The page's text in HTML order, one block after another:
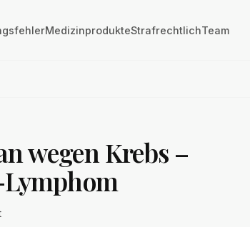
MedizinprodukteStrafrechtlichTeam
wegen Krebs –